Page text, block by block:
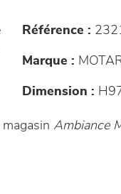
Référence :
Marque :
Dimension :
Ambiance